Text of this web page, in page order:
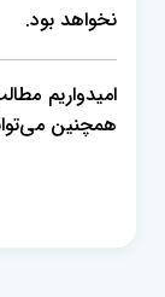
نخواهد بود.
امیدواریم
همچنین